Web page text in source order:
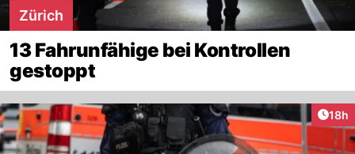
Zürich
13 Fahrunfähige bei Kontrollen
gestoppt
18h